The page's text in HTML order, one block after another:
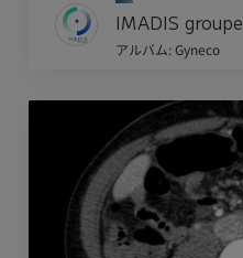
IMADIS groupe
アルバム: Gyneco